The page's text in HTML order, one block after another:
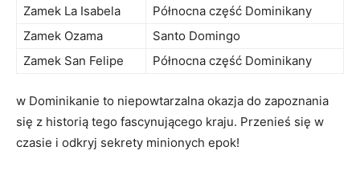
Zamek La Isabela
Północna część ⁣Dominikany
Zamek Ozama
Santo Domingo
Zamek San ⁢Felipe
Północna⁢ część⁢ Dominikany
⁢w Dominikanie to niepowtarzalna ‌okazja ‌do ​zapoznania
się z historią ⁤tego fascynującego kraju. Przenieś się‍ w
czasie⁣ i odkryj ‍sekrety minionych epok!